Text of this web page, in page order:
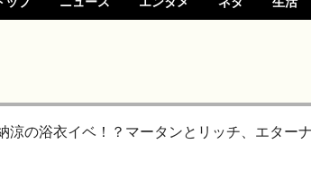
涼の浴衣イベ！？マータンとリッチ、エター